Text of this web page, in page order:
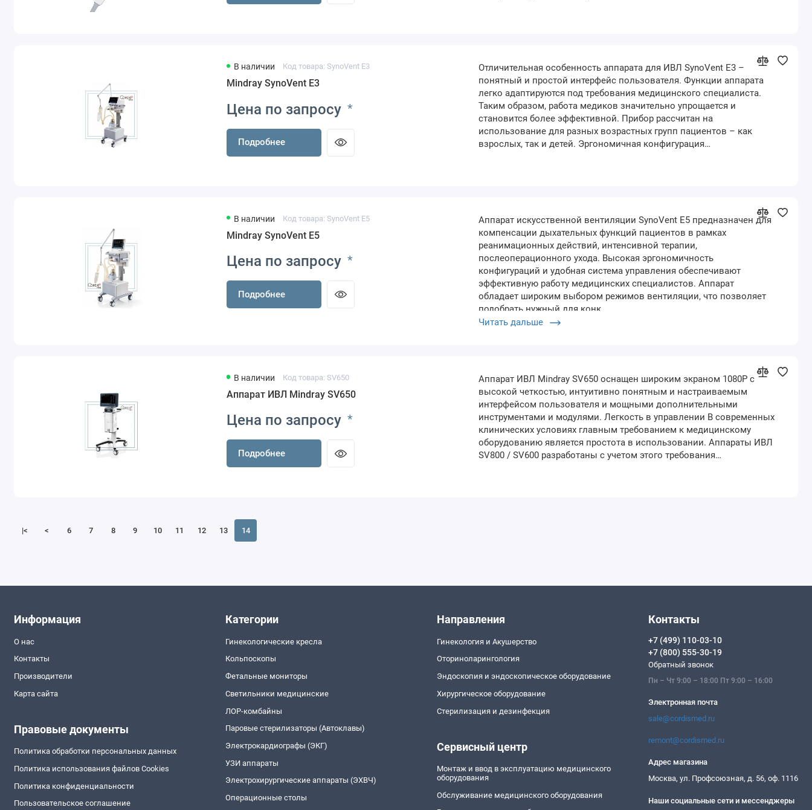
В наличии Код товара: SynoVent E3
Mindray SynoVent E3
Цена по запросу *
Подробнее
Отличительная особенность аппарата для ИВЛ SynoVent E3 –
понятный и простой интерфейс пользователя. Функции аппарата
легко адаптируются под требования медицинского специалиста.
Таким образом, работа медиков значительно упрощается и
становится более эффективной. Прибор рассчитан на
использование для разных возрастных групп пациентов – как
взрослых, так и детей. Эргономичная конфигурация…
В наличии Код товара: SynoVent E5
Mindray SynoVent E5
Цена по запросу *
Подробнее
Аппарат искусственной вентиляции SynoVent E5 предназначен для
компенсации дыхательных функций пациентов в рамках
реанимационных действий, интенсивной терапии,
послеоперационного ухода. Высокая эргономичность
конфигураций и удобная система управления обеспечивают
эффективную работу медицинских специалистов. Аппарат
обладает широким выбором режимов вентиляции, что позволяет
подобрать нужный для конк…
Читать дальше
В наличии Код товара: SV650
Аппарат ИВЛ Mindray SV650
Цена по запросу *
Подробнее
Аппарат ИВЛ Mindray SV650 оснащен широким экраном 1080P с
высокой четкостью, интуитивно понятным и настраиваемым
интерфейсом пользователя и мощными дополнительными
инструментами и модулями. Легкость в управлении В современных
клинических условиях главным требованием к медицинскому
оборудованию является простота в использовании. Аппараты ИВЛ
SV800 / SV600 разработаны с учетом этого требования…
|< < 6 7 8 9 10 11 12 13 14
Информация
О нас
Контакты
Производители
Карта сайта
Правовые документы
Политика обработки персональных данных
Политика использования файлов Cookies
Политика конфиденциальности
Пользовательское соглашение
Категории
Гинекологические кресла
Кольпоскопы
Фетальные мониторы
Светильники медицинские
ЛОР-комбайны
Паровые стерилизаторы (Автоклавы)
Электрокардиографы (ЭКГ)
УЗИ аппараты
Электрохирургические аппараты (ЭХВЧ)
Операционные столы
Направления
Гинекология и Акушерство
Оториноларингология
Эндоскопия и эндоскопическое оборудование
Хирургическое оборудование
Стерилизация и дезинфекция
Сервисный центр
Монтаж и ввод в эксплуатацию медицинского
оборудования
Обслуживание медицинского оборудования
Контакты
+7 (499) 110-03-10
+7 (800) 555-30-19
Обратный звонок
Пн – Чт 9:00 – 18:00 Пт 9:00 – 16:00
Электронная почта
sale@cordismed.ru
remont@cordismed.ru
Адрес магазина
Москва, ул. Профсоюзная, д. 56, оф. 1116
Наши социальные сети и мессенджеры